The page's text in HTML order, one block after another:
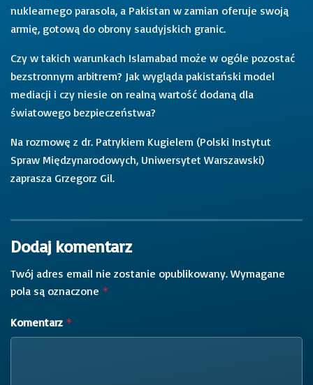
nuklearnego parasola, a Pakistan w zamian oferuje swoją
armię, gotową do obrony saudyjskich granic.
Czy w takich warunkach Islamabad może w ogóle pozostać
bezstronnym arbitrem? Jak wygląda pakistański model
mediacji i czy niesie on realną wartość dodaną dla
światowego bezpieczeństwa?
Na rozmowę z dr. Patrykiem Kugielem (Polski Instytut
Spraw Międzynarodowych, Uniwersytet Warszawski)
zaprasza Grzegorz Gil.
Dodaj komentarz
Twój adres email nie zostanie opublikowany. Wymagane
pola są oznaczone *
Komentarz *